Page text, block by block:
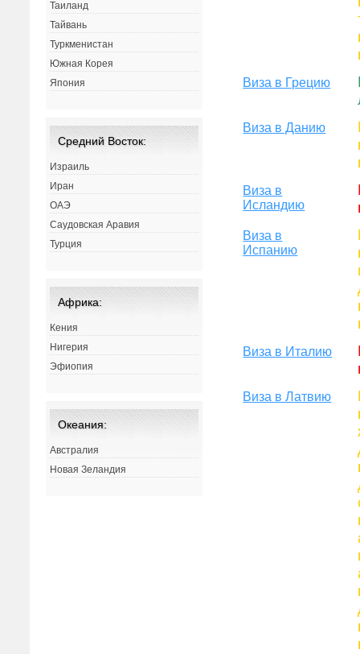
Виза в Грецию
Виза в Данию
Виза в
Исландию
Виза в
Испанию
Виза в Италию
Виза в Латвию
Таиланд
Тайвань
Туркменистан
Южная Корея
Япония
Средний Восток:
Израиль
Иран
ОАЭ
Саудовская Аравия
Турция
Африка:
Кения
Нигерия
Эфиопия
Океания:
Австралия
Новая Зеландия